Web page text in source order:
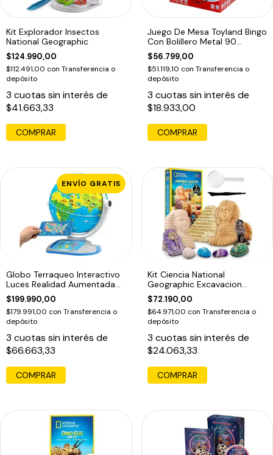
Kit Explorador Insectos
National Geographic
$124.990,00
$112.491,00 con Transferencia o
depósito
3 cuotas sin interés de
$41.663,33
Juego De Mesa Toyland Bingo
Con Bolillero Metal 90
Numeros
$56.799,00
$51.119,10 con Transferencia o
depósito
3 cuotas sin interés de
$18.933,00
ENVÍO GRATIS
Globo Terraqueo Interactivo
Luces Realidad Aumentada
Tablet Globo Terráqueo Agua
$199.990,00
$179.991,00 con Transferencia o
depósito
3 cuotas sin interés de
$66.663,33
COMPRAR
Kit Ciencia National
Geographic Excavacion
Antiguo Egipto
$72.190,00
$64.971,00 con Transferencia o
depósito
3 cuotas sin interés de
$24.063,33